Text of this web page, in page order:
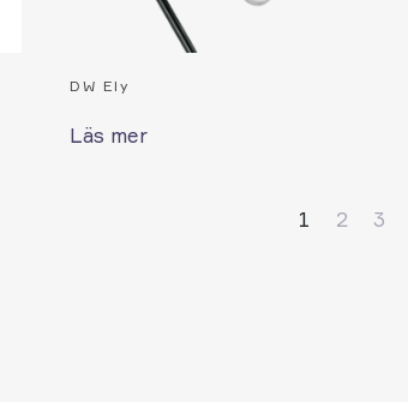
DW Ely
Läs mer
1 2 3